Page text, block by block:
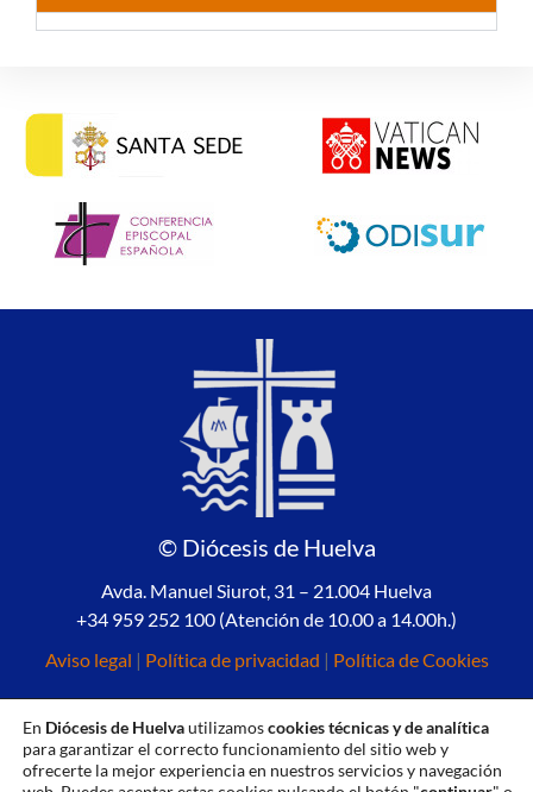
© Diócesis de Huelva
Avda. Manuel Siurot, 31 – 21.004 Huelva
+34 959 252 100 (Atención de 10.00 a 14.00h.)
Aviso legal | Política de privacidad | Política de Cookies
En Diócesis de Huelvautilizamoscookies técnicas y de analítica
para garantizar el correcto funcionamiento del sitio web y
ofrecerte la mejor experiencia en nuestros servicios y navegación